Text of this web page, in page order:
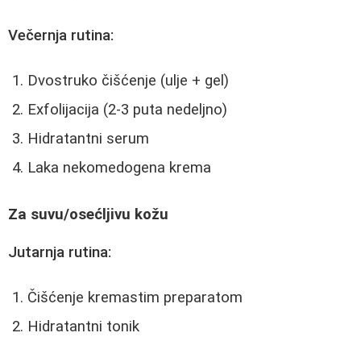
Večernja rutina:
Dvostruko čišćenje (ulje + gel)
Exfolijacija (2-3 puta nedeljno)
Hidratantni serum
Laka nekomedogena krema
Za suvu/osećljivu kožu
Jutarnja rutina:
Čišćenje kremastim preparatom
Hidratantni tonik